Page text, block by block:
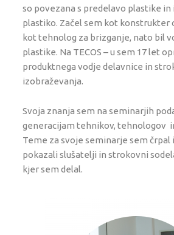
so povezana s predelavo plastike in
plastiko. Začel sem kot konstrukter
kot tehnolog za brizganje, nato bil
plastike. Na TECOS – u sem 17 let
produktnega vodje delavnice in
izobraževanja.
Svoja znanja sem na seminarjih
generacijam tehnikov, tehnologov
Teme za svoje seminarje sem črpal
pokazali slušatelji in strokovni
kjer sem delal.